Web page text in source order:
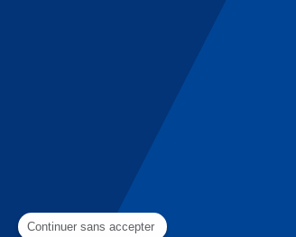
Continuer sans accepter